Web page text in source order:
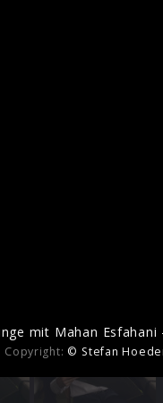
mit Mahan Esfahani
Copyright: © Stefan